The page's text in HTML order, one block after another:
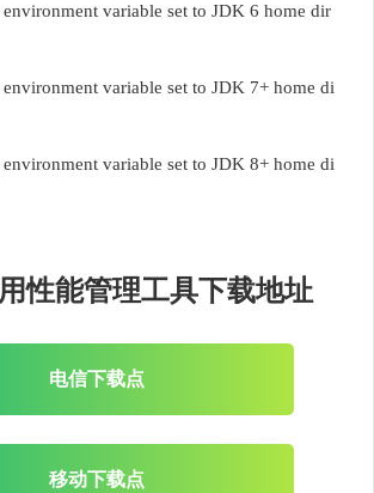
variable set to JDK 6 home dir
variable set to JDK 7+ home di
variable set to JDK 8+ home di
性能管理工具下载地址
电信下载点
移动下载点